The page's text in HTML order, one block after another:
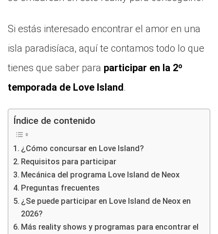
Si estás interesado encontrar el amor en una
isla paradisíaca, aquí te contamos todo lo que
tienes que saber para participar en la 2º
temporada de Love Island.
Índice de contenido
¿Cómo concursar en Love Island?
Requisitos para participar
Mecánica del programa Love Island de Neox
Preguntas frecuentes
¿Se puede participar en Love Island de Neox en
2026?
Más reality shows y programas para encontrar el